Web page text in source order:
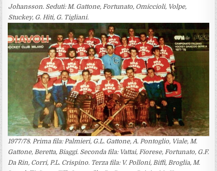
Johansson. Seduti: M. Gattone, Fortunato, Omiccioli, Volpe,
Stuckey, G. Hiti, G. Tigliani.
1977/78. Prima fila: Palmieri, G.L. Gattone, A. Pontoglio, Viale, M.
Gattone, Beretta, Biaggi. Seconda fila: Vattai, Fiorese, Fortunato, G.F.
Da Rin, Corri, P.L. Crispino. Terza fila: V. Polloni, Biffi, Broglia, M.